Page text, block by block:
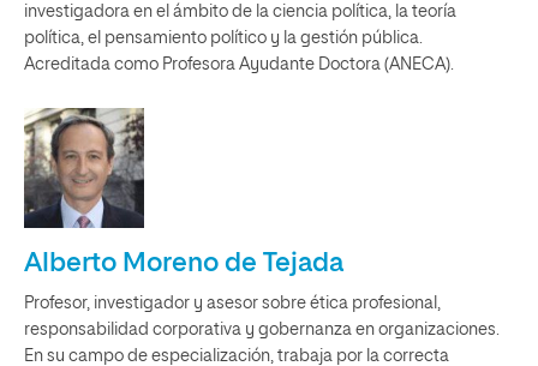
investigadora en el ámbito de la ciencia política, la teoría
política, el pensamiento político y la gestión pública.
Acreditada como Profesora Ayudante Doctora (ANECA).
Alberto Moreno de Tejada
Profesor, investigador y asesor sobre ética profesional,
responsabilidad corporativa y gobernanza en organizaciones.
En su campo de especialización, trabaja por la correcta